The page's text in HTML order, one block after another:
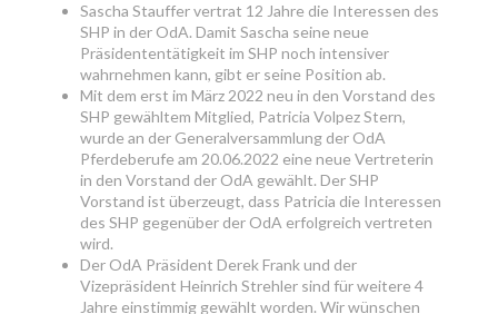
Sascha Stauffer vertrat 12 Jahre die Interessen des
SHP in der OdA. Damit Sascha seine neue
Präsidententätigkeit im SHP noch intensiver
wahrnehmen kann, gibt er seine Position ab.
Mit dem erst im März 2022 neu in den Vorstand des
SHP gewähltem Mitglied, Patricia Volpez Stern,
wurde an der Generalversammlung der OdA
Pferdeberufe am 20.06.2022 eine neue Vertreterin
in den Vorstand der OdA gewählt. Der SHP
Vorstand ist überzeugt, dass Patricia die Interessen
des SHP gegenüber der OdA erfolgreich vertreten
wird.
Der OdA Präsident Derek Frank und der
Vizepräsident Heinrich Strehler sind für weitere 4
Jahre einstimmig gewählt worden. Wir wünschen